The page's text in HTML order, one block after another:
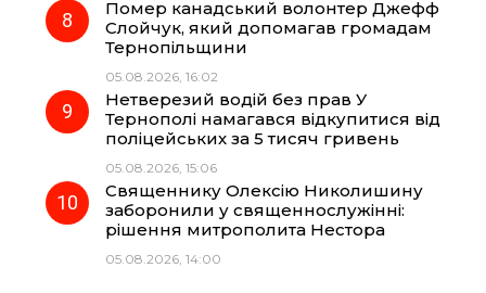
Помер канадський волонтер Джефф
Слойчук, який допомагав громадам
Тернопільщини
05.08.2026, 16:02
Нетверезий водій без прав У
Тернополі намагався відкупитися від
поліцейських за 5 тисяч гривень
05.08.2026, 15:06
Священнику Олексію Николишину
заборонили у священнослужінні:
рішення митрополита Нестора
05.08.2026, 14:00